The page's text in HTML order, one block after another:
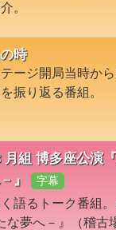
。
時
ージ開局当時か
振り返る番組。
月組 博多座公演
』
字幕
語るトーク番組
夢へ－』（稽古